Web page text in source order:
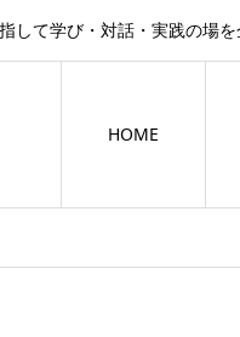
て学び・対話・実践の場
HOME